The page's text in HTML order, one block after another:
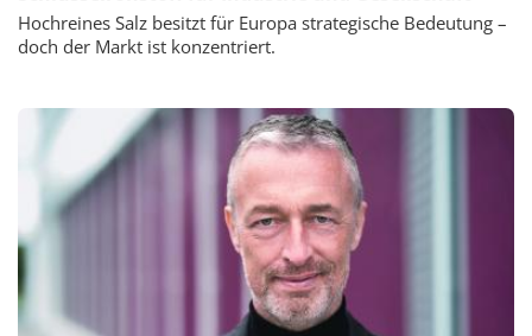
Hochreines Salz besitzt für Europa strategische Bedeutung –
doch der Markt ist konzentriert.